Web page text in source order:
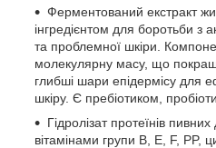
Ферментований екстракт
інгредієнтом для боротьби з
та проблемної шкіри.
молекулярну масу, що
глибші шари епідермісу для
шкіру. Є пребіотиком,
Гідролізат протеїнів
вітамінами групи B, E, F, PP,